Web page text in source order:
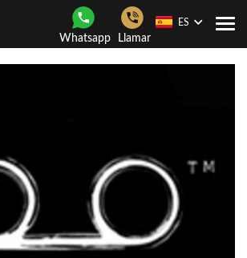
Whatsapp Llamar
ES